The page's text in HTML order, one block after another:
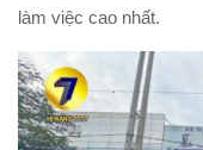
làm việc cao nhất.